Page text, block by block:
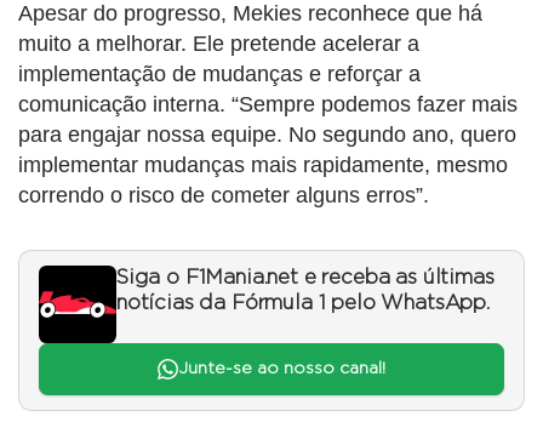
Apesar do progresso, Mekies reconhece que há
muito a melhorar. Ele pretende acelerar a
implementação de mudanças e reforçar a
comunicação interna. “Sempre podemos fazer mais
para engajar nossa equipe. No segundo ano, quero
implementar mudanças mais rapidamente, mesmo
correndo o risco de cometer alguns erros”.
Siga o F1Mania.net e receba as últimas
notícias da Fórmula 1 pelo WhatsApp.
Junte-se ao nosso canal!